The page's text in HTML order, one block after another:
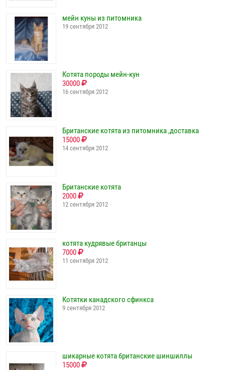
мейн куны из питомника
19 сентября 2012
Котята породы мейн-кун
30000
16 сентября 2012
Британские котята из питомника ,доставка
15000
14 сентября 2012
Британские котята
2000
12 сентября 2012
котята кудрявые британцы
7000
11 сентября 2012
Котятки канадского сфинкса
9 сентября 2012
шикарные котята британские шиншиллы
15000